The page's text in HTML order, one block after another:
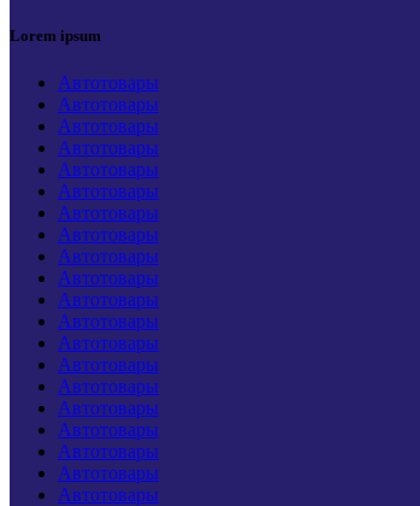
Lorem ipsum
Автотовары
Автотовары
Автотовары
Автотовары
Автотовары
Автотовары
Автотовары
Автотовары
Автотовары
Автотовары
Автотовары
Автотовары
Автотовары
Автотовары
Автотовары
Автотовары
Автотовары
Автотовары
Автотовары
Автотовары